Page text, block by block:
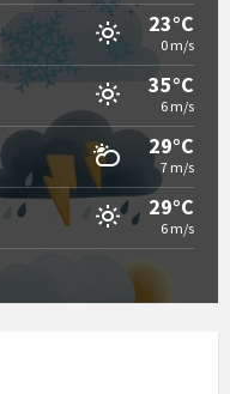
23°C
0 m/s
35°C
6 m/s
29°C
7 m/s
29°C
6 m/s